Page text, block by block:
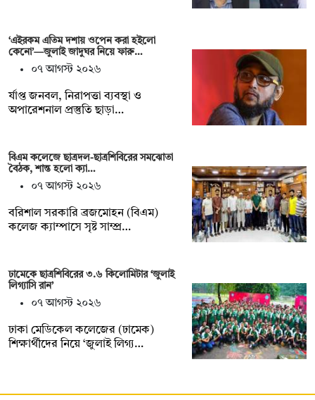
‘এইরকম এতিম দশায় ওপেন করা হইলো
কেনো’—জুলাই জাদুঘর নিয়ে ফারু…
০৭ আগস্ট ২০২৬
র্যাপ্ত জনবল, নিরাপত্তা ব্যবস্থা ও
অপারেশনাল প্রস্তুতি ছাড়া…
বিএম কলেজে ছাত্রদল-ছাত্রশিবিরের সমঝোতা
বৈঠক, শান্ত হলো ক্যা…
০৭ আগস্ট ২০২৬
বরিশাল সরকারি ব্রজমোহন (বিএম)
কলেজ ক্যাম্পাসে সৃষ্ট সাম্প্র…
ঢামেকে ছাত্রশিবিরের ৩.৬ কিলোমিটার ‘জুলাই
লিগ্যাসি রান’
০৭ আগস্ট ২০২৬
ঢাকা মেডিকেল কলেজের (ঢামেক)
শিক্ষার্থীদের নিয়ে ‘জুলাই লিগ্য…